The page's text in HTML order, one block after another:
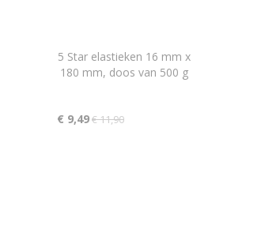
5 Star elastieken 16 mm x
180 mm, doos van 500 g
€ 9,49€ 11,90